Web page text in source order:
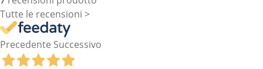
Tutte le recensioni >
Precedente Successivo